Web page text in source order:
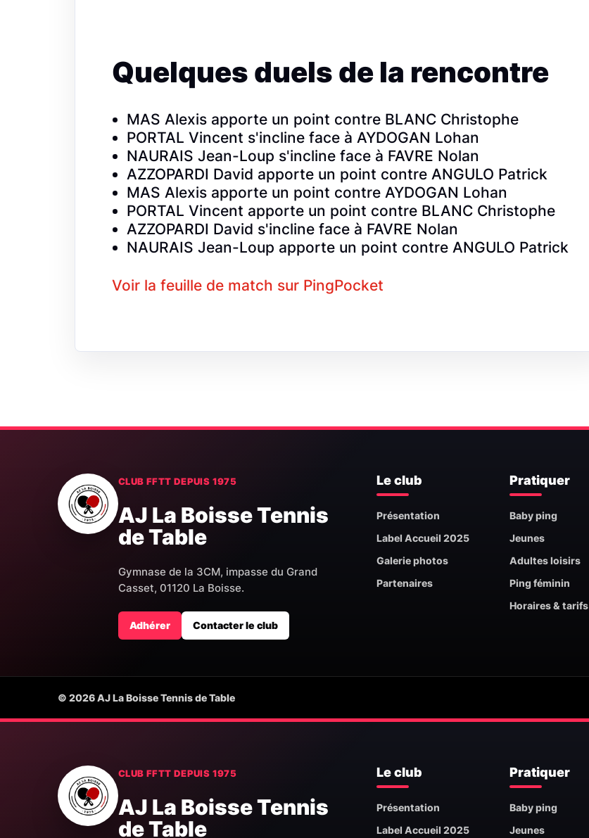
Quelques duels de la rencontre
MAS Alexis apporte un point contre BLANC Christophe
PORTAL Vincent s'incline face à AYDOGAN Lohan
NAURAIS Jean-Loup s'incline face à FAVRE Nolan
AZZOPARDI David apporte un point contre ANGULO Patrick
MAS Alexis apporte un point contre AYDOGAN Lohan
PORTAL Vincent apporte un point contre BLANC Christophe
AZZOPARDI David s'incline face à FAVRE Nolan
NAURAIS Jean-Loup apporte un point contre ANGULO Patrick
Voir la feuille de match sur PingPocket
CLUB FFTT DEPUIS 1975
AJ La Boisse Tennis
de Table
Gymnase de la 3CM, impasse du Grand
Casset, 01120 La Boisse.
Adhérer Contacter le club
Le club
Présentation
Label Accueil 2025
Galerie photos
Partenaires
Pratiquer
Baby ping
Jeunes
Adultes loisirs
Ping féminin
Horaires & tarifs
© 2026 AJ La Boisse Tennis de Table
CLUB FFTT DEPUIS 1975
AJ La Boisse Tennis
de Table
Le club
Présentation
Label Accueil 2025
Pratiquer
Baby ping
Jeunes